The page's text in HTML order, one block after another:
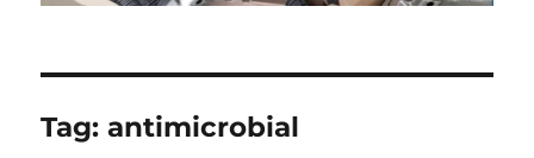
Tag:antimicrobial